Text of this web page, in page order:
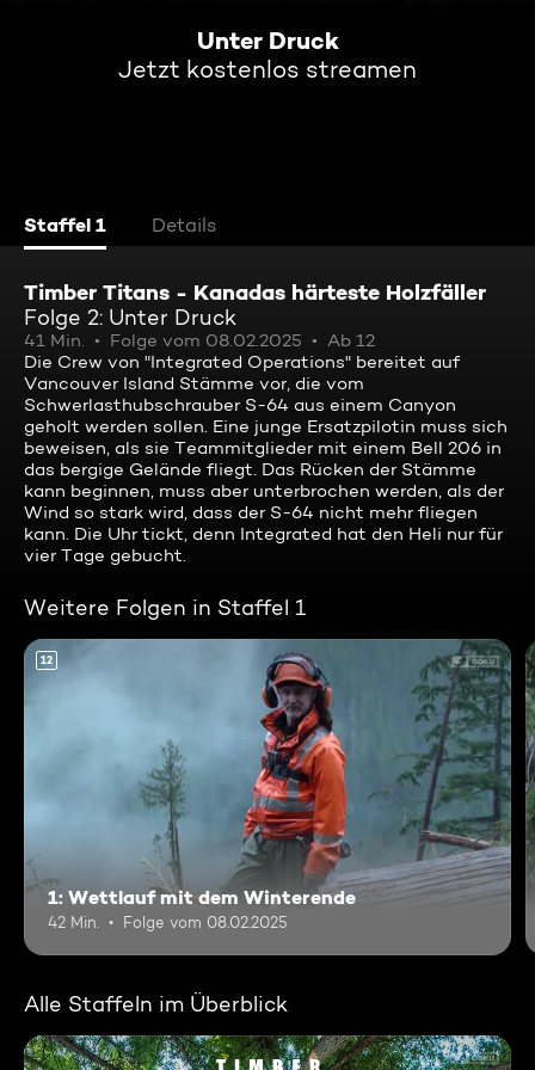
Unter Druck
Jetzt kostenlos streamen
Staffel 1 Details
Timber Titans - Kanadas härteste Holzfäller
Folge 2: Unter Druck
41 Min. Folge vom 08.02.2025
Ab 12
Die Crew von "Integrated Operations" bereitet auf
Vancouver Island Stämme vor, die vom
Schwerlasthubschrauber S-64 aus einem Canyon
geholt werden sollen. Eine junge Ersatzpilotin muss sich
beweisen, als sie Teammitglieder mit einem Bell 206 in
das bergige Gelände fliegt. Das Rücken der Stämme
kann beginnen, muss aber unterbrochen werden, als der
Wind so stark wird, dass der S-64 nicht mehr fliegen
kann. Die Uhr tickt, denn Integrated hat den Heli nur für
vier Tage gebucht.
Weitere Folgen in Staffel 1
12
1: Wettlauf mit dem Winterende
42 Min. Folge vom 08.02.2025
Alle Staffeln im Überblick